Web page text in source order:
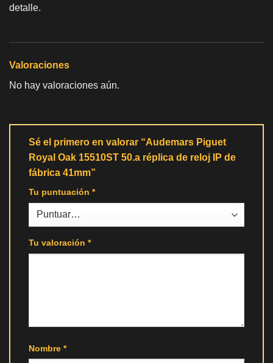
detalle.
Valoraciones
No hay valoraciones aún.
Sé el primero en valorar “Audemars Piguet
Royal Oak 15510ST 50.a réplica de reloj IP de
fábrica 41mm”
Tu puntuación *
Tu valoración *
Nombre *